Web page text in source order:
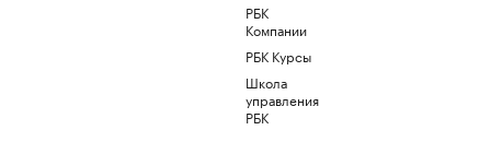
РБК
Компании
РБК Курсы
Школа
управления
РБК